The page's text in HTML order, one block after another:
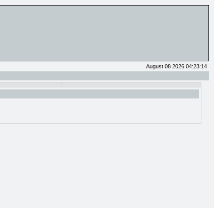
August 08 2026 04:23:14